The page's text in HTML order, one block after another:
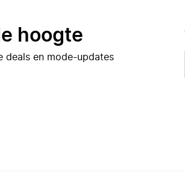
hoogte
deals en mode-updates